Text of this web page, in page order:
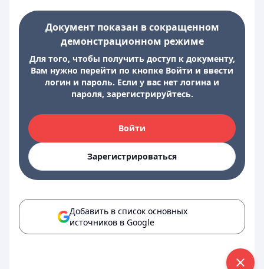
Документ показан в сокращенном
демонстрационном режиме
Для того, чтобы получить доступ к документу,
Вам нужно перейти по кнопке Войти и ввести
логин и пароль. Если у вас нет логина и
пароля, зарегистрируйтесь.
Войти
Зарегистрироваться
Добавить в список основных
источников в Google